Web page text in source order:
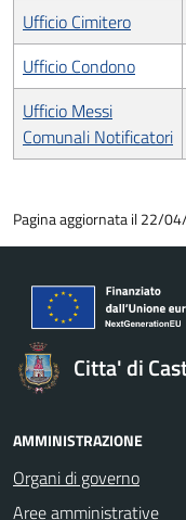
Ufficio Cimitero
Ufficio Condono
Ufficio Messi
Comunali Notificatori
Pagina aggiornata il 22/
Citta' di
AMMINISTRAZIONE
Organi di governo
Aree amministrative